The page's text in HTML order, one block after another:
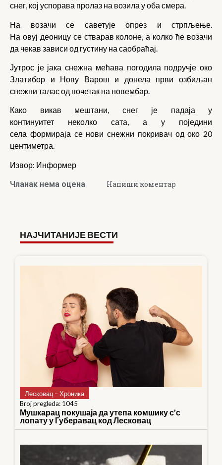
снег, кој успорава пролаз на возила у оба смера.
На возачи се саветује опрез и стрпљење.
На овуј деоницу се стварав колоне, а колко ће возачи
да чекав зависи од густину на саобраћај.
Јутрос је јака снежна мећава погодила подручје око
Златибор и Нову Варош и донела први озбиљан
снежни талас од почетак на новембар.
Како викав мештани, снег је падаја у
континуитет неколко сата, а у поједини
села формираја се нови снежни покривач од око 20
центиметра.
Извор: Информер
Чланак нема оцена Напиши коментар
НАЈЧИТАНИЈЕ ВЕСТИ
Лесковац – Хроника
Broj pregleda: 1045
Мушкарац покушаја да утепа комшику с’с
лопату у Губеравац код Лесковац